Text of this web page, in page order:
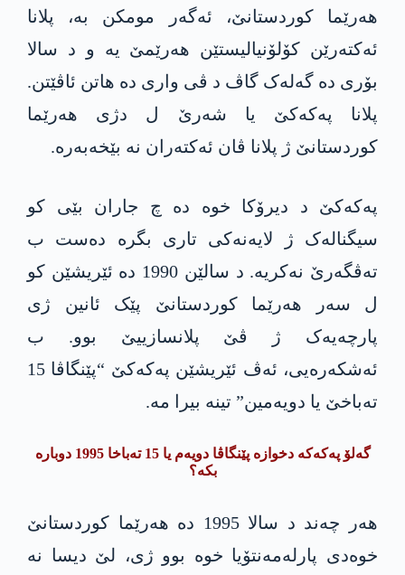
ھەرێما کوردستانێ، ئەگەر مومکن بە، پلانا
ئەکتەرێن کۆلۆنیالیستێن ھەرێمێ یە و د سالا
بۆری دە گەلەک گاڤ د ڤی واری دە ھاتن ئاڤێتن.
پلانا پەکەکێ یا شەرێ ل دژی ھەرێما
کوردستانێ ژ پلانا ڤان ئەکتەران نە بێخەبەرە.
پەکەکێ د دیرۆکا خوە دە چ جاران بێی کو
سیگنالەک ژ لایەنەکی تاری بگرە دەست ب
تەڤگەرێ نەکریە. د سالێن 1990 دە ئێریشێن کو
ل سەر ھەرێما کوردستانێ پێک ئانین ژی
پارچەیەک ژ ڤێ پلانسازییێ بوو. ب
ئەشکەرەیی، ئەڤ ئێریشێن پەکەکێ “پێنگاڤا 15
تەباخێ یا دویەمین” تینە بیرا مە.
گەلۆ پەکەکە دخوازە پێنگاڤا دویەم یا 15 تەباخا 1995 دوبارە
بکە؟
ھەر چەند د سالا 1995 دە ھەرێما کوردستانێ
خوەدی پارلەمەنتۆیا خوە بوو ژی، لێ دیسا نە